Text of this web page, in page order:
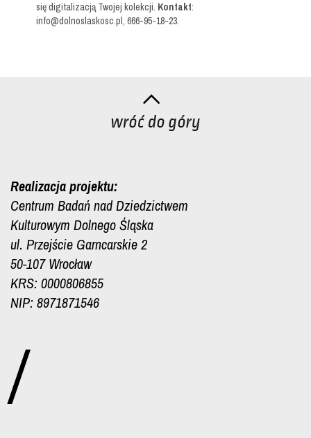
się digitalizacją Twojej kolekcji. Kontakt:
info@dolnoslaskosc.pl, 666-95-18-23.
Realizacja projektu:
Centrum Badań nad Dziedzictwem
Kulturowym Dolnego Śląska
ul. Przejście Garncarskie 2
50-107 Wrocław
KRS: 0000806855
NIP: 8971871546
/